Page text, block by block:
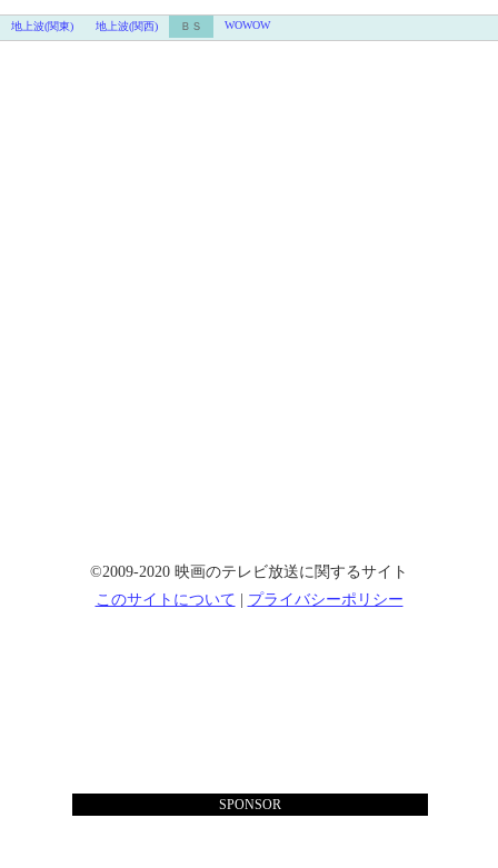
地上波(関東) 地上波(関西) ＢＳ WOWOW
©2009-2020 映画のテレビ放送に関するサイト
このサイトについて
プライバシーポリシー
SPONSOR